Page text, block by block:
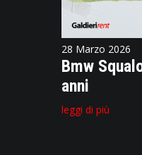
28 Marzo 2026
Bmw
anni
leggi di più